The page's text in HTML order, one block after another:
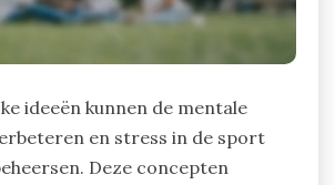
ideeën kunnen de mentale
en stress in de sport
Deze concepten